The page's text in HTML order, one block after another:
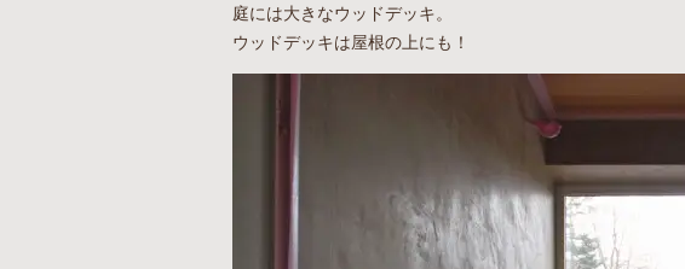
庭には大きなウッドデッキ。
ウッドデッキは屋根の上にも！